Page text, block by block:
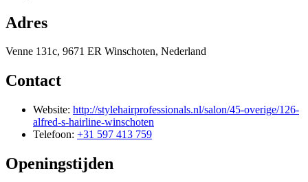
Adres
Venne 131c, 9671 ER Winschoten, Nederland
Contact
Website: http://stylehairprofessionals.nl/salon/45-overige/126-
alfred-s-hairline-winschoten
Telefoon: +31 597 413 759
Openingstijden